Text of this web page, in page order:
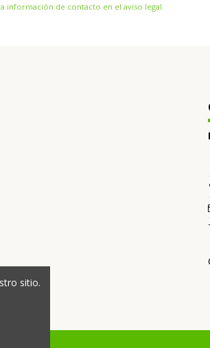
información de contacto en el aviso legal.
sitio.